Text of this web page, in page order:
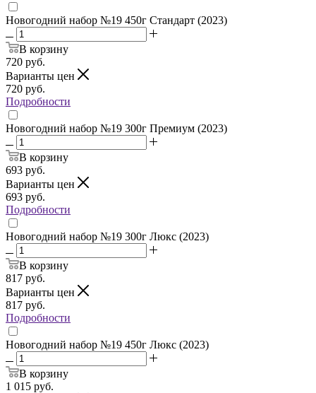
Новогодний набор №19 450г Стандарт (2023)
В корзину
720 руб.
Варианты цен
720 руб.
Подробности
Новогодний набор №19 300г Премиум (2023)
В корзину
693 руб.
Варианты цен
693 руб.
Подробности
Новогодний набор №19 300г Люкс (2023)
В корзину
817 руб.
Варианты цен
817 руб.
Подробности
Новогодний набор №19 450г Люкс (2023)
В корзину
1 015 руб.